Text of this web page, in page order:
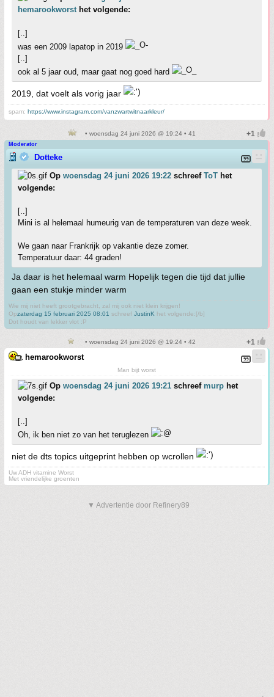
hemarookworsthet volgende:
[..]
was een 2009 lapatop in 2019
[..]
ook al 5 jaar oud, maar gaat nog goed hard
2019, dat voelt als vorig jaar
spam: https://www.instagram.com/vanzwartwitnaarkleur/
• woensdag 24 juni 2026 @ 19:24 • 41
Moderator
Dotteke
Op woensdag 24 juni 2026 19:22 schreef ToT het
volgende:
[..]
Mini is al helemaal humeurig van de temperaturen van deze week.
We gaan naar Frankrijk op vakantie deze zomer.
Temperatuur daar: 44 graden!
Ja daar is het helemaal warm Hopelijk tegen die tijd dat jullie
gaan een stukje minder warm
Wie mij niet heeft grootgebracht, zal mij ook niet klein krijgen!
Opzaterdag 15 februari 2025 08:01 schreef JustinK het volgende:[/b]
Dot houdt van lekker vlot :P
• woensdag 24 juni 2026 @ 19:24 • 42
hemarookworst
Man bijt worst
Op woensdag 24 juni 2026 19:21 schreef murp het
volgende:
[..]
Oh, ik ben niet zo van het teruglezen
niet de dts topics uitgeprint hebben op wcrollen
Uw ADH vitamine Worst
Met vriendelijke groenten
▼ Advertentie door Refinery89